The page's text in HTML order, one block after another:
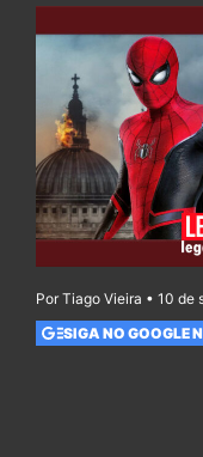
Por Tiago Vieira • 10 de
SIGA NO GOOGLE